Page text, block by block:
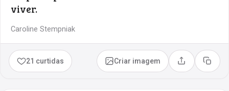
viver.
Caroline Stempniak
21 curtidas Criar imagem Compartilhar
Copiar